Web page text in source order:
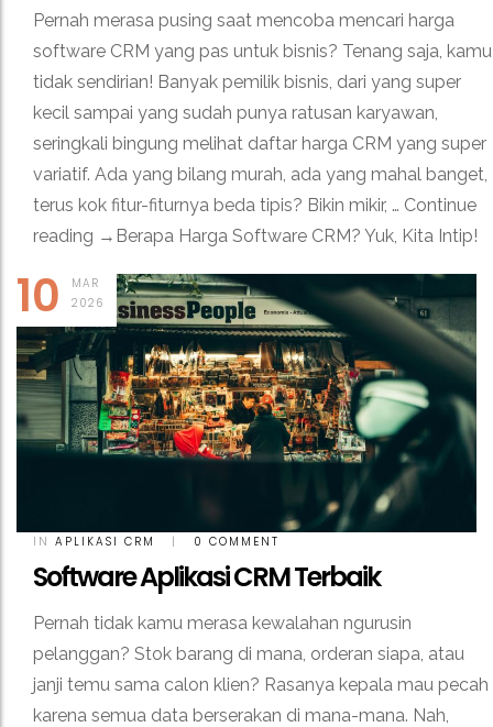
Pernah merasa pusing saat mencoba mencari harga
software CRM yang pas untuk bisnis? Tenang saja, kamu
tidak sendirian! Banyak pemilik bisnis, dari yang super
kecil sampai yang sudah punya ratusan karyawan,
seringkali bingung melihat daftar harga CRM yang super
variatif. Ada yang bilang murah, ada yang mahal banget,
terus kok fitur-fiturnya beda tipis? Bikin mikir, … Continue
reading →Berapa Harga Software CRM? Yuk, Kita Intip!
10
MAR
2026
IN APLIKASI CRM | 0 COMMENT
Software Aplikasi CRM Terbaik
Pernah tidak kamu merasa kewalahan ngurusin
pelanggan? Stok barang di mana, orderan siapa, atau
janji temu sama calon klien? Rasanya kepala mau pecah
karena semua data berserakan di mana-mana. Nah,